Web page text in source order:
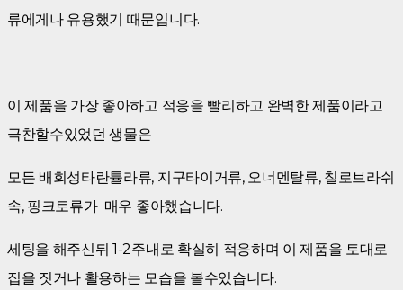
류에게나 유용했기 때문입니다.
이 제품을 가장 좋아하고 적응을 빨리하고 완벽한 제품이라고
극찬할수있었던 생물은
모든 배회성타란튤라류, 지구타이거류, 오너멘탈류, 칠로브라쉬
속, 핑크토류가 매우 좋아했습니다.
세팅을 해주신뒤 1-2주내로 확실히 적응하며 이 제품을 토대로
집을 짓거나 활용하는 모습을 볼수있습니다.